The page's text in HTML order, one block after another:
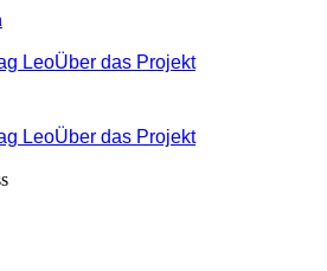
LeoÜber das Projekt
LeoÜber das Projekt
Tool in der Übersicht